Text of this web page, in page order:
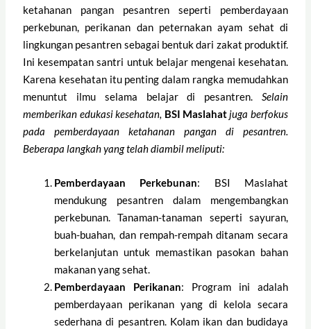
ketahanan pangan pesantren seperti pemberdayaan
perkebunan, perikanan dan peternakan ayam sehat di
lingkungan pesantren sebagai bentuk dari zakat produktif.
Ini kesempatan santri untuk belajar mengenai kesehatan.
Karena kesehatan itu penting dalam rangka memudahkan
menuntut ilmu selama belajar di pesantren. Selain
memberikan edukasi kesehatan, BSI Maslahatjuga berfokus
pada pemberdayaan ketahanan pangan di pesantren.
Beberapa langkah yang telah diambil meliputi:
Pemberdayaan Perkebunan: BSI Maslahat
mendukung pesantren dalam mengembangkan
perkebunan. Tanaman-tanaman seperti sayuran,
buah-buahan, dan rempah-rempah ditanam secara
berkelanjutan untuk memastikan pasokan bahan
makanan yang sehat.
Pemberdayaan Perikanan: Program ini adalah
pemberdayaan perikanan yang di kelola secara
sederhana di pesantren. Kolam ikan dan budidaya